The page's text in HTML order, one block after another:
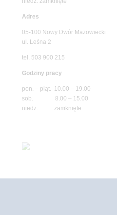
Adres
05-100 Nowy Dwór Mazowiecki
ul. Leśna 2
tel. 503 900 215
Godziny pracy
pon. – piąt. 10.00 – 19.00
sob. 8.00 – 15.00
niedz. zamknięte